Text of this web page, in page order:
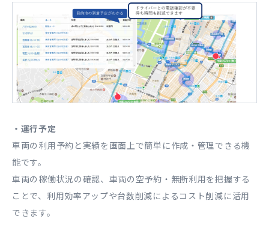
・運行予定
車両の利用予約と実績を画面上で簡単に作成・管理できる機
能です。
車両の稼働状況の確認、車両の空予約・無断利用を把握する
ことで、利用効率アップや台数削減によるコスト削減に活用
できます。